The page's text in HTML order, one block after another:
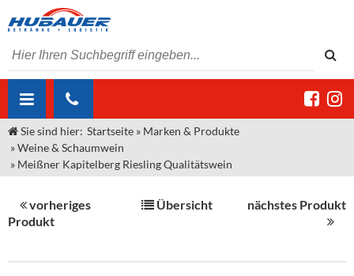
ÜBER UNS
Jobs
Unser Liefergebiet
Unser Team
Kontakt
AKTUELLES
Angebote Gastronomie & Großhandel
Gastronomie
Großhandel
Innovation - Die Neue Art des Bierzapfens
"DroughtMaster"
MARKEN & PRODUKTE
Weine & Schaumwein
Sirup
Kommisionskauf & Lieferbedingungen
Sie sind hier: Startseite » Marken & Produkte
»Weine & Schaumwein
» Meißner Kapitelberg Riesling Qualitätswein
vorheriges
Produkt
Übersicht nächstes Produkt